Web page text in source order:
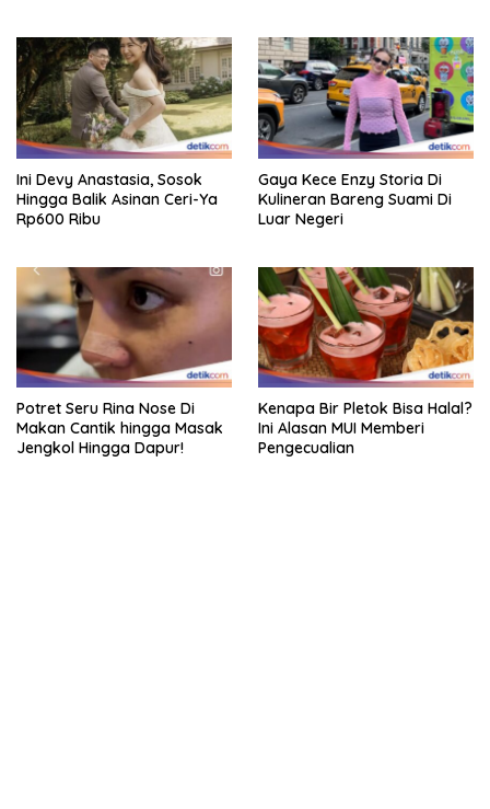
Ini Devy Anastasia, Sosok
Hingga Balik Asinan Ceri-Ya
Rp600 Ribu
Gaya Kece Enzy Storia Di
Kulineran Bareng Suami Di
Luar Negeri
Potret Seru Rina Nose Di
Makan Cantik hingga Masak
Jengkol Hingga Dapur!
Kenapa Bir Pletok Bisa Halal?
Ini Alasan MUI Memberi
Pengecualian